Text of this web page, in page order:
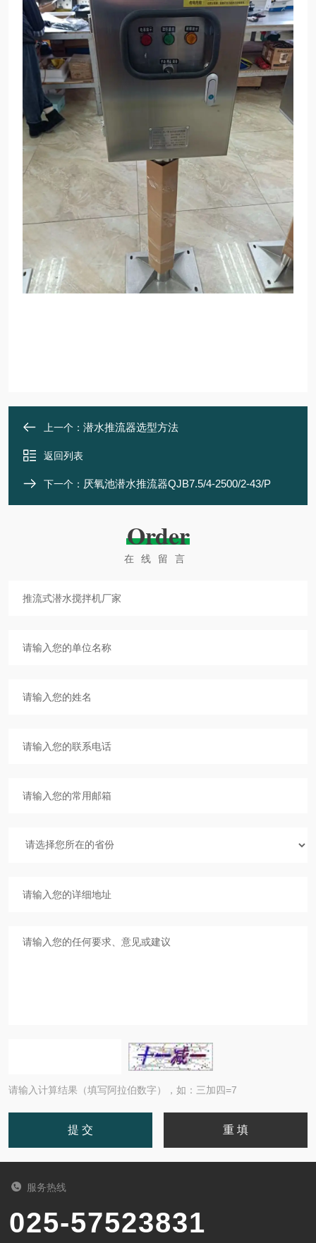
上一个： 潜水推流器选型方法
返回列表
下一个： 厌氧池潜水推流器QJB7.5/4-2500/2-43/P
Order
在线留言
请输入计算结果（填写阿拉伯数字），如：三加四=7
服务热线
025-57523831